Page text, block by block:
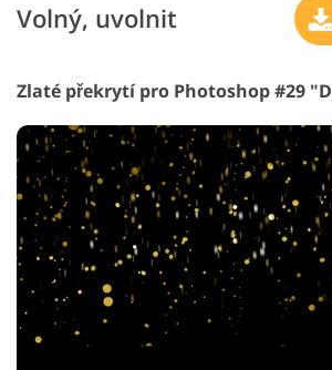
Volný, uvolnit